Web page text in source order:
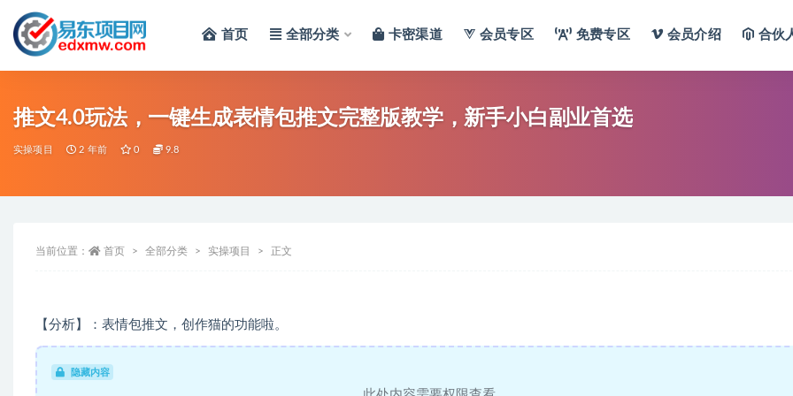
首页 全部分类 卡密渠道 会员专区 免费专区 会员介绍 合伙
推文4.0玩法，一键生成表情包推文完整版教学，新手小白副业首选
实操项目 2 年前 0 9.8
当前位置： 首页 全部分类 实操项目 正文
【分析】：表情包推文，创作猫的功能啦。
隐藏内容